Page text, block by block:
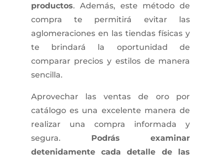
productos. Además, este método de
compra te permitirá evitar las
aglomeraciones en las tiendas físicas y
te brindará la oportunidad de
comparar precios y estilos de manera
sencilla.
Aprovechar las ventas de oro por
catálogo es una excelente manera de
realizar una compra informada y
segura. Podrás examinar
detenidamente cada detalle de las